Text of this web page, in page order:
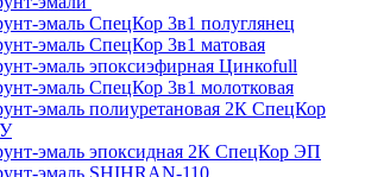
эмаль СпецКор 3в1 полуглянец
эмаль СпецКор 3в1 матовая
эмаль эпоксиэфирная Цинкоfull
эмаль СпецКор 3в1 молотковая
эмаль полиуретановая 2К СпецКор
эмаль эпоксидная 2К СпецКор ЭП
эмаль SHIHRAN-110